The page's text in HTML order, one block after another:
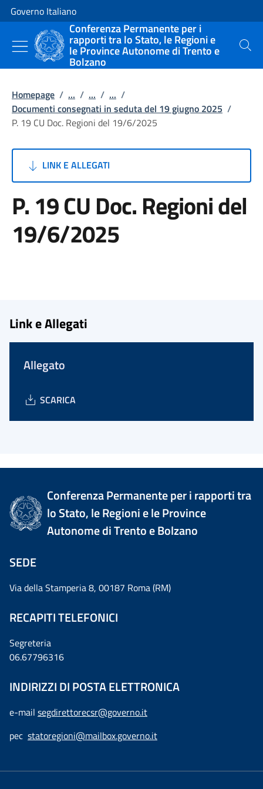
Vai al contenuto
Vai alla navigazione del sito
Governo Italiano
Conferenza Permanente per i
rapporti tra lo Stato, le Regioni e
le Province Autonome di Trento e
Bolzano
Cerca
Homepage / ... / ... / ... /
Documenti consegnati in seduta del 19 giugno 2025 /
P. 19 CU Doc. Regioni del 19/6/2025
LINK E ALLEGATI
P. 19 CU Doc. Regioni del
19/6/2025
Link e Allegati
Allegato
SCARICA
Conferenza Permanente per i rapporti tra
lo Stato, le Regioni e le Province
Autonome di Trento e Bolzano
SEDE
Via della Stamperia 8, 00187 Roma (RM)
RECAPITI TELEFONICI
Segreteria
06.67796316
INDIRIZZI DI POSTA ELETTRONICA
e-mail segdirettorecsr@governo.it
pec statoregioni@mailbox.governo.it